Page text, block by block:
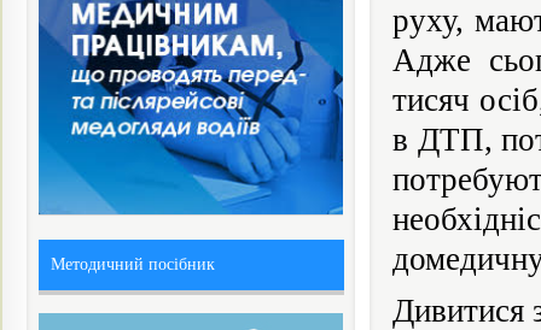
руху,
Адже
тисяч
в ДТП,
Дивитися
Методичний посібник